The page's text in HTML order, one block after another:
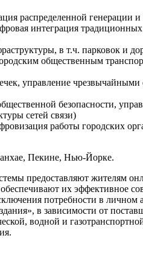
распределенной генерации
интеграция
в т.ч. парковок и
общественным
управление
безопасности,
сетей связи)
работы городских
Пекине, Нью-Йорке.
предоставляют жителям
их эффективное
потребности в личном
в зависимости от
водной и